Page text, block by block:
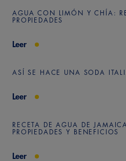
AGUA CON LIMÓN Y CHÍA:
PROPIEDADES
Leer
ASÍ SE HACE UNA SODA
Leer
RECETA DE AGUA DE
PROPIEDADES Y BENEFICIOS
Leer